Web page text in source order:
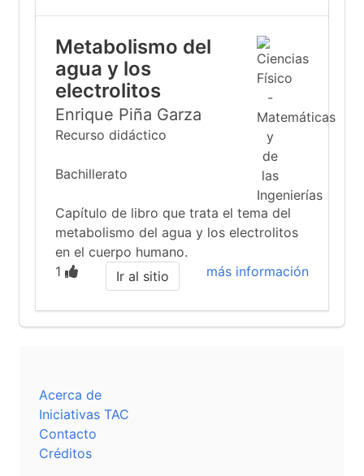
Metabolismo del
agua y los
electrolitos
Enrique Piña Garza
Recurso didáctico
Bachillerato
Capítulo de libro que trata el tema del
metabolismo del agua y los electrolitos
en el cuerpo humano.
1
más información
Ir al sitio
Acerca de
Iniciativas TAC
Contacto
Créditos